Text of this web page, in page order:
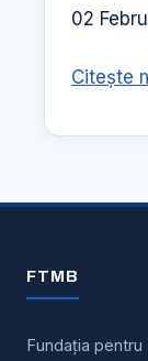
02
Citește
FTMB
Fundația